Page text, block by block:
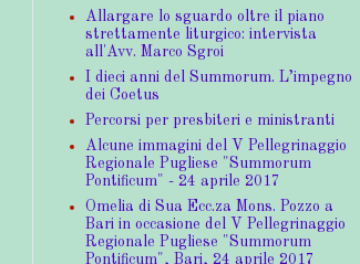
Allargare lo sguardo oltre il piano
strettamente liturgico: intervista
all'Avv. Marco Sgroi
I dieci anni del Summorum. L’impegno
dei Coetus
Percorsi per presbiteri e ministranti
Alcune immagini del V Pellegrinaggio
Regionale Pugliese "Summorum
Pontificum" - 24 aprile 2017
Omelia di Sua Ecc.za Mons. Pozzo a
Bari in occasione del V Pellegrinaggio
Regionale Pugliese "Summorum
Pontificum", Bari, 24 aprile 2017